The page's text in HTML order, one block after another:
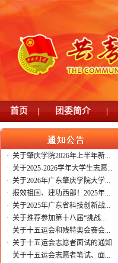
首页 | 团委简介 |
· 关于肇庆学院2026年上半年新...
· 关于2025-2026学年大学生志愿...
· 关于2026年广东肇庆学院大学...
· 报效祖国、建功西部！2025年...
· 关于2025年广东省科技创新战...
· 关于推荐参加第十八届“挑战...
· 关于十五运会和残特奥会赛会...
· 关于十五运会志愿者面试的通知
· 关于十五运会志愿者笔试、面...